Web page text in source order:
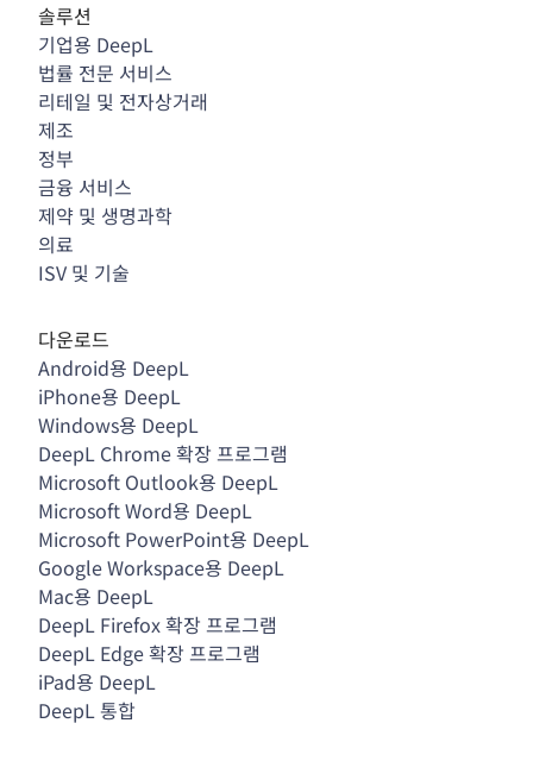
솔루션
기업용 DeepL
법률 전문 서비스
리테일 및 전자상거래
제조
정부
금융 서비스
제약 및 생명과학
의료
ISV 및 기술
다운로드
Android용 DeepL
iPhone용 DeepL
Windows용 DeepL
DeepL Chrome 확장 프로그램
Microsoft Outlook용 DeepL
Microsoft Word용 DeepL
Microsoft PowerPoint용 DeepL
Google Workspace용 DeepL
Mac용 DeepL
DeepL Firefox 확장 프로그램
DeepL Edge 확장 프로그램
iPad용 DeepL
DeepL 통합